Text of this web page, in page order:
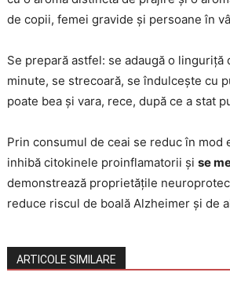
de copii, femei gravide și persoane în
Se prepară astfel: se adaugă o
minute, se strecoară, se îndulcește cu
poate bea și vara, rece, după ce a stat
Prin consumul de ceai se reduc în
inhibă citokinele proinflamatorii și se
demonstrează proprietățile
reduce riscul de boală Alzheimer și de
ARTICOLE SIMILARE